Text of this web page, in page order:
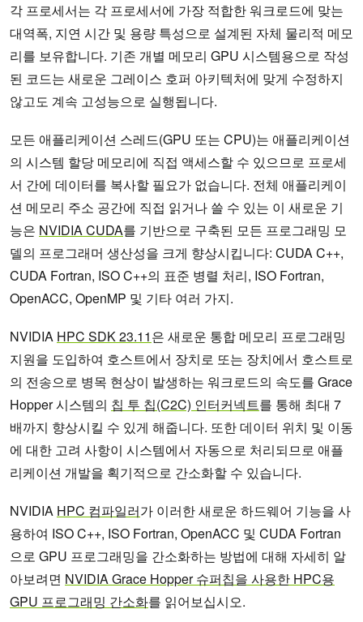
각 프로세서는 각 프로세서에 가장 적합한 워크로드에 맞는
대역폭, 지연 시간 및 용량 특성으로 설계된 자체 물리적 메모
리를 보유합니다. 기존 개별 메모리 GPU 시스템용으로 작성
된 코드는 새로운 그레이스 호퍼 아키텍처에 맞게 수정하지
않고도 계속 고성능으로 실행됩니다.
모든 애플리케이션 스레드(GPU 또는 CPU)는 애플리케이션
의 시스템 할당 메모리에 직접 액세스할 수 있으므로 프로세
서 간에 데이터를 복사할 필요가 없습니다. 전체 애플리케이
션 메모리 주소 공간에 직접 읽거나 쓸 수 있는 이 새로운 기
능은 NVIDIA CUDA를 기반으로 구축된 모든 프로그래밍 모
델의 프로그래머 생산성을 크게 향상시킵니다: CUDA C++,
CUDA Fortran, ISO C++의 표준 병렬 처리, ISO Fortran,
OpenACC, OpenMP 및 기타 여러 가지.
NVIDIA HPC SDK 23.11은 새로운 통합 메모리 프로그래밍
지원을 도입하여 호스트에서 장치로 또는 장치에서 호스트로
의 전송으로 병목 현상이 발생하는 워크로드의 속도를 Grace
Hopper 시스템의 칩 투 칩(C2C) 인터커넥트를 통해 최대 7
배까지 향상시킬 수 있게 해줍니다. 또한 데이터 위치 및 이동
에 대한 고려 사항이 시스템에서 자동으로 처리되므로 애플
리케이션 개발을 획기적으로 간소화할 수 있습니다.
NVIDIA HPC 컴파일러가 이러한 새로운 하드웨어 기능을 사
용하여 ISO C++, ISO Fortran, OpenACC 및 CUDA Fortran
으로 GPU 프로그래밍을 간소화하는 방법에 대해 자세히 알
아보려면 NVIDIA Grace Hopper 슈퍼칩을 사용한 HPC용
GPU 프로그래밍 간소화를 읽어보십시오.